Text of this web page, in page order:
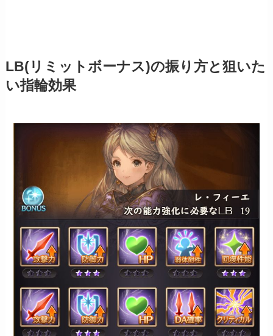
LB(リミットボーナス)の振り方と狙いた
い指輪効果